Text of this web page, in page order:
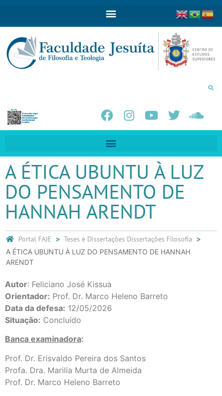
A ÉTICA UBUNTU À LUZ
DO PENSAMENTO DE
HANNAH ARENDT
Portal FAJE Teses e Dissertações Dissertações Filosofia
A ÉTICA UBUNTU À LUZ DO PENSAMENTO DE HANNAH
ARENDT
Autor: Feliciano José Kissua
Orientador: Prof. Dr. Marco Heleno Barreto
Data da defesa: 12/05/2026
Situação: Concluído
Banca examinadora:
Prof. Dr. Erisvaldo Pereira dos Santos
Profa. Dra. Marilia Murta de Almeida
Prof. Dr. Marco Heleno Barreto